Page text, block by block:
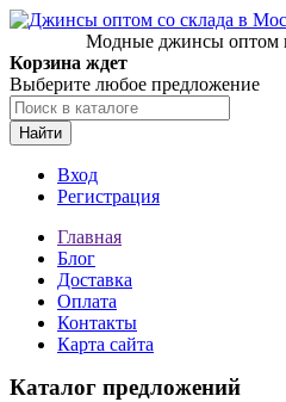
Модные джинсы оптом
Корзина ждет
Выберите любое предложение
Найти
Вход
Регистрация
Главная
Блог
Доставка
Оплата
Контакты
Карта сайта
Каталог предложений